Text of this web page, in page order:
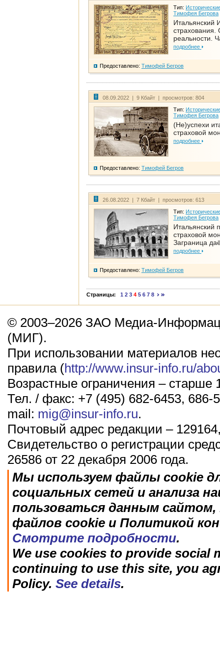
Тип:
Тимофея Бегрова
Итальянский
страхования.
реальности.
подробнее
Предоставлено: Тимофей Бегров
08.09.2022 | 9 Кбайт | просмотров: 804
Тип:
Тимофея Бегрова
(Не)успехи
страховой
подробнее
Предоставлено: Тимофей Бегров
26.08.2022 | 7 Кбайт | просмотров: 613
Тип:
Тимофея Бегрова
Итальянский
страховой
Заграница
подробнее
Предоставлено: Тимофей Бегров
Страницы: 1 2 3 4 5 6 7 8
© 2003–2026 ЗАО Медиа-
(МИГ).
При использовании материалов
правила (http://www.insur-info.ru/
Возрастные ограничения – старше
Тел. / факс: +7 (495) 682-6453, 686-
mail: mig@insur-info.ru.
Почтовый адрес редакции –
Свидетельство о регистрации
26586 от 22 декабря 2006 года.
Мы используем файлы cookie
социальных сетей и анализа
пользоваться данным
файлов cookie и Политикой
Смотрите подробности.
We use cookies to provide social
continuing to use this site, you
Policy. See details.